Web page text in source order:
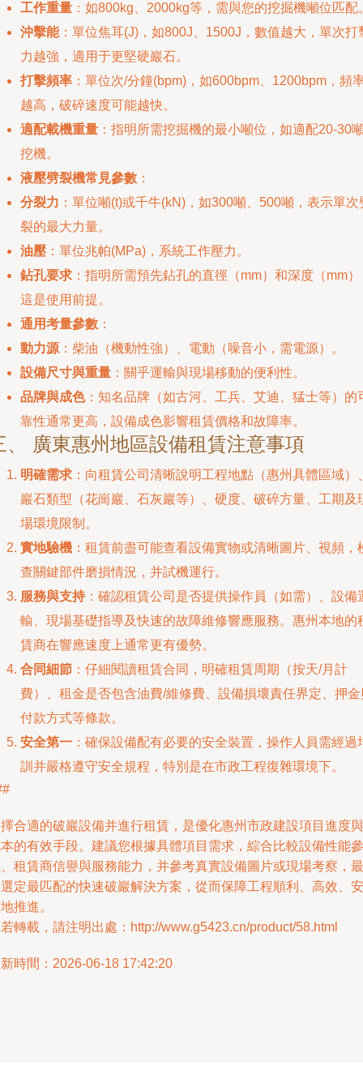
工作重量 ：如800kg、2000kg等，需與您的挖掘機噸位匹配
沖擊能：單位焦耳(J)，如800J、1500J，數值越大，單次打
力越強，適用于更堅硬巖石。
打擊頻率 ：單位次/分鐘(bpm)，如600bpm、1200bpm，頻
越高，破碎速度可能越快。
適配載機重量 ：指明所需挖掘機的最小噸位，如適配20-30
挖機。
液壓劈裂機常見參數 ：
分裂力 ：單位噸(t)或千牛(kN)，如300噸、500噸，表示單次
裂的最大力量。
油壓 ：單位兆帕(MPa)，系統工作壓力。
鉆孔要求 ：指明所需預先鉆孔的直徑（mm）和深度（mm
這是使用前提。
通用考量參數 ：
動力源 ：柴油（機動性強）、電動（噪音小，需電源）。
設備尺寸與重量 ：關乎運輸與現場移動的便利性。
品牌與成色：知名品牌（如古河、工兵、艾迪、猛士等）的
靠性通常更高，設備成色影響租賃價格和故障率。
、 廣東惠州地區設備租賃注意事項
明確需求 ：向租賃公司清晰說明工程地點（惠州具體區域）
巖石類型（花崗巖、石灰巖等）、硬度、破碎方量、工期及
場環境限制。
實地驗機 ：租賃前盡可能查看設備實物或清晰圖片、視頻，
查關鍵部件磨損情況，并試機運行。
服務與支持：確認租賃公司是否提供操作員（如需）、設備
輸、現場基礎指導及快速的故障維修響應服務。惠州本地的
賃商在響應速度上通常更有優勢。
合同細節 ：仔細閱讀租賃合同，明確租賃周期（按天/月計
費）、租金是否包含油費/維修費、設備損壞責任界定、押金
付款方式等條款。
安全第一 ：確保設備配有必要的安全裝置，操作人員需經過
訓并嚴格遵守安全規程，特別是在市政工程復雜環境下。
合適的破巖設備并進行租賃，是優化惠州市政建設項目進度與
的有效手段。建議您根據具體項目需求，綜合比較設備性能參
租賃商信譽與服務能力，并參考真實設備圖片或現場考察，最
定最匹配的快速破巖解決方案，從而保障工程順利、高效、安
推進。
轉載，請注明出處：http://www.g5423.cn/product/58.html
時間：2026-06-18 17:42:20